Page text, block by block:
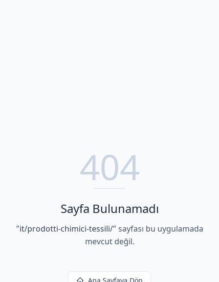
404
Sayfa Bulunamadı
"it/prodotti-chimici-tessili/" sayfası bu uygulamada
mevcut değil.